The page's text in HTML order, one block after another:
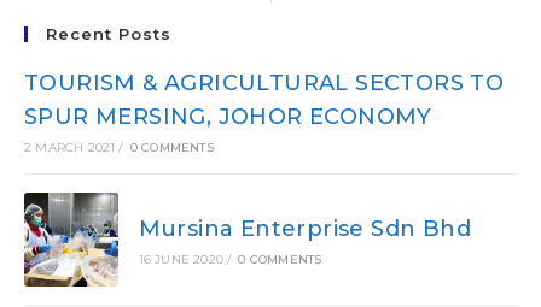
Recent Posts
TOURISM & AGRICULTURAL SECTORS TO
SPUR MERSING, JOHOR ECONOMY
2 MARCH 2021 / 0 COMMENTS
Mursina Enterprise Sdn Bhd
16 JUNE 2020 / 0 COMMENTS